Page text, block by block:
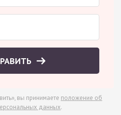
вы принимаете положение об
данных.